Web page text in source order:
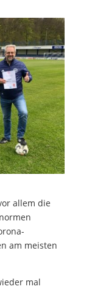
allem die
am meisten
mal